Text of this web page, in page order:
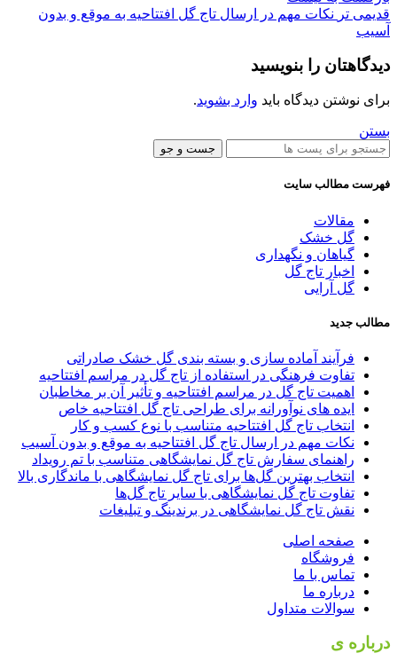
قدیمی تر نکات مهم در ارسال تاج گل افتتاحیه به موقع و بدون
آسیب
دیدگاهتان را بنویسید
برای نوشتن دیدگاه باید وارد بشوید.
بستن
جست و جو
فهرست مطالب سایت
مقالات
گل خشک
گیاهان و نگهداری
اخبار تاج گل
گل آرایی
مطالب جدید
فرآیند آماده سازی و بسته بندی گل خشک صادراتی
تفاوت‌ فرهنگی در استفاده از تاج گل در مراسم افتتاحیه
اهمیت تاج گل در مراسم افتتاحیه و تأثیر آن بر مخاطبان
ایده های نوآورانه برای طراحی تاج گل افتتاحیه خاص
انتخاب تاج گل افتتاحیه متناسب با نوع کسب و کار
نکات مهم در ارسال تاج گل افتتاحیه به موقع و بدون آسیب
راهنمای سفارش تاج گل نمایشگاهی متناسب با تم رویداد
انتخاب بهترین گل‌ها برای تاج گل‌ نمایشگاهی با ماندگاری بالا
تفاوت‌ تاج گل‌ نمایشگاهی با سایر تاج گل‌ها
نقش تاج گل‌ نمایشگاهی در برندینگ و تبلیغات
صفحه اصلی
فروشگاه
تماس با ما
درباره ما
سوالات متداول
درباره ی